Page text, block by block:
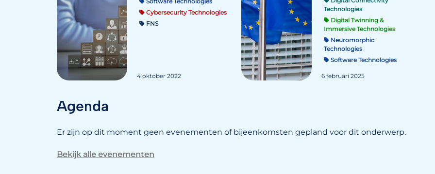
Cybersecurity Technologies
FNS
4 oktober 2022
Technologies
Digital Twinning &
Immersive Technologies
Neuromorphic
Technologies
Software Technologies
6 februari 2025
Agenda
Er zijn op dit moment geen evenementen of bijeenkomsten gepland voor dit onderwerp.
Bekijk alle evenementen